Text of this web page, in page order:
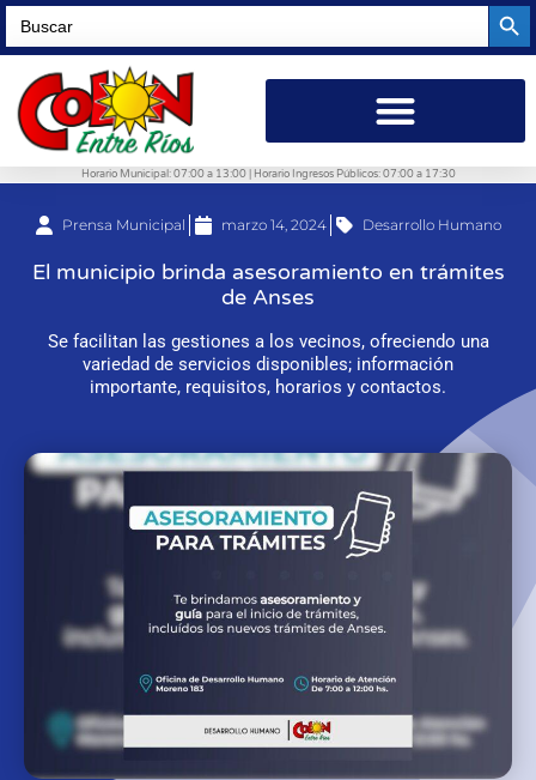
Search
for:
Horario Municipal: 07:00 a 13:00 | Horario Ingresos Públicos: 07:00 a 17:30
Prensa Municipal marzo 14, 2024 Desarrollo Humano
El municipio brinda asesoramiento en trámites
de Anses
Se facilitan las gestiones a los vecinos, ofreciendo una
variedad de servicios disponibles; información
importante, requisitos, horarios y contactos.